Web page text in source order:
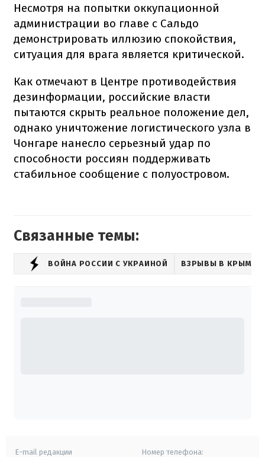
Несмотря на попытки оккупационной
администрации во главе с Сальдо
демонстрировать иллюзию спокойствия,
ситуация для врага является критической.
Как отмечают в Центре противодействия
дезинформации, российские власти
пытаются скрыть реальное положение дел,
однако уничтожение логистического узла в
Чонгаре нанесло серьезный удар по
способности россиян поддерживать
стабильное сообщение с полуостровом.
Связанные темы:
ВОЙНА РОССИИ С УКРАИНОЙ ВЗРЫВЫ В КРЫМУ
E-mail редакции Номер телефона: